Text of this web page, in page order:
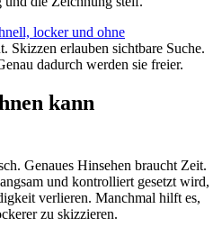
locker und ohne
Skizzen erlauben sichtbare Suche.
dadurch werden sie freier.
kann
Genaues Hinsehen braucht Zeit.
und kontrolliert gesetzt wird,
verlieren. Manchmal hilft es,
zu skizzieren.